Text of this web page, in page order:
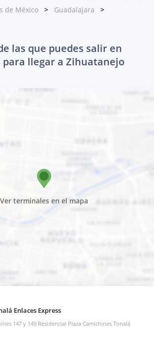
de México
Guadalajara
las que puedes salir en
para llegar a Zihuatanejo
Ver terminales en el mapa
Enlaces Express
147 y 149 Residencial Plaza Camichines Tonalá